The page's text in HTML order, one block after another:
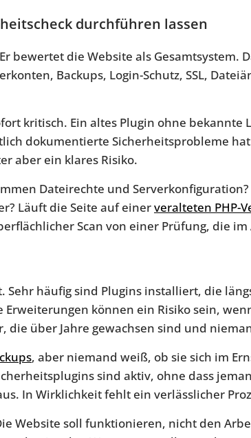
durchführen lassen
die Website als Gesamtsystem.
Backups, Login-Schutz, SSL,
kritisch. Ein altes Plugin ohne bekannte
dokumentierte Sicherheitsprobleme
aber ein klares Risiko.
Dateirechte und
Läuft die Seite auf einerveralteten PHP-
Scan von einer Prüfung, die
häufig sind Plugins installiert, die
können ein Risiko sein,
über Jahre gewachsen sind und
, aber niemand weiß, ob sie sich im
sind aktiv, ohne dass
In Wirklichkeit fehlt ein verlässlicher
Website soll funktionieren, nicht den